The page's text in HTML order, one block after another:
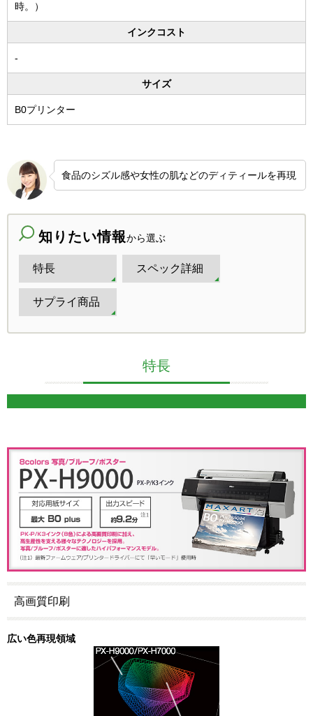
時。）
インクコスト
-
サイズ
B0プリンター
食品のシズル感や女性の肌などのディティールを再現
知りたい情報から選ぶ
特長 スペック詳細
サプライ商品
特長
高画質印刷
広い色再現領域